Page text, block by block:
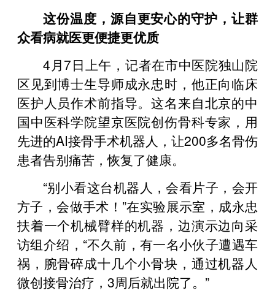
这份温度，源自更安心的守护，让群
众看病就医更便捷更优质
4月7日上午，记者在市中医院独山院
区见到博士生导师成永忠时，他正向临床
医护人员作术前指导。这名来自北京的中
国中医科学院望京医院创伤骨科专家，用
先进的AI接骨手术机器人，让200多名骨伤
患者告别痛苦，恢复了健康。
“别小看这台机器人，会看片子，会开
方子，会做手术！”在实验展示室，成永忠
扶着一个机械臂样的机器，边演示边向采
访组介绍，“不久前，有一名小伙子遭遇车
祸，腕骨碎成十几个小骨块，通过机器人
微创接骨治疗，3周后就出院了。”